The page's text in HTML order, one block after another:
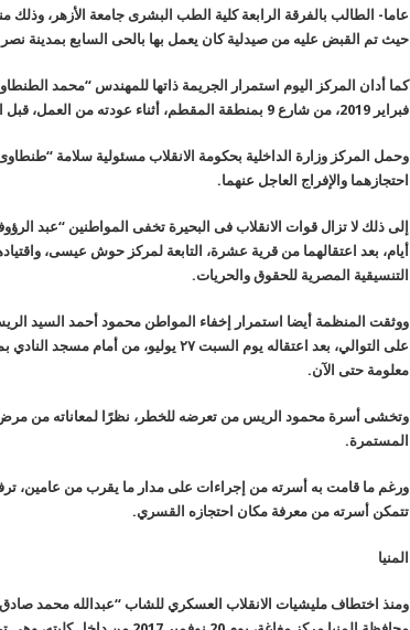
حيث تم القبض عليه من صيدلية كان يعمل بها بالحى السابع بمدينة
فبراير 2019، من شارع 9 بمنطقة المقطم، أثناء عودته من العمل، قبل اقتياده لجهة مجهولة، ولا يعلم مكانه حتى الآن.
وحمل المركز وزارة الداخلية بحكومة الانقلاب مسئولية سلامة
احتجازهما والإفراج العاجل عنهما.
إلى ذلك لا تزال قوات الانقلاب فى البحيرة تخفى المواطنين “عبد
أيام، بعد اعتقالهما من قرية عشرة، التابعة لمركز حوش عيسى،
التنسيقية المصرية للحقوق والحريات.
على التوالي، بعد اعتقاله يوم السبت ٢٧
معلومة حتى الآن.
وتخشى أسرة محمود الريس من تعرضه للخطر، نظرًا لمعاناته من مرض
المستمرة.
ورغم ما قامت به أسرته من إجراءات على مدار ما يقرب من
تتمكن أسرته من معرفة مكان احتجازه القسري.
المنيا
ومنذ اختطاف مليشيات الانقلاب العسكري للشاب “عبدالله محمد